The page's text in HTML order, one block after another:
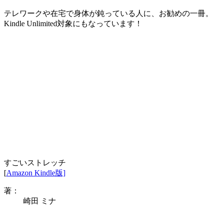
テレワークや在宅で身体が鈍っている人に、お勧めの一冊。
Kindle Unlimited対象にもなっています！
すごいストレッチ
[Amazon Kindle版]
著：
崎田 ミナ